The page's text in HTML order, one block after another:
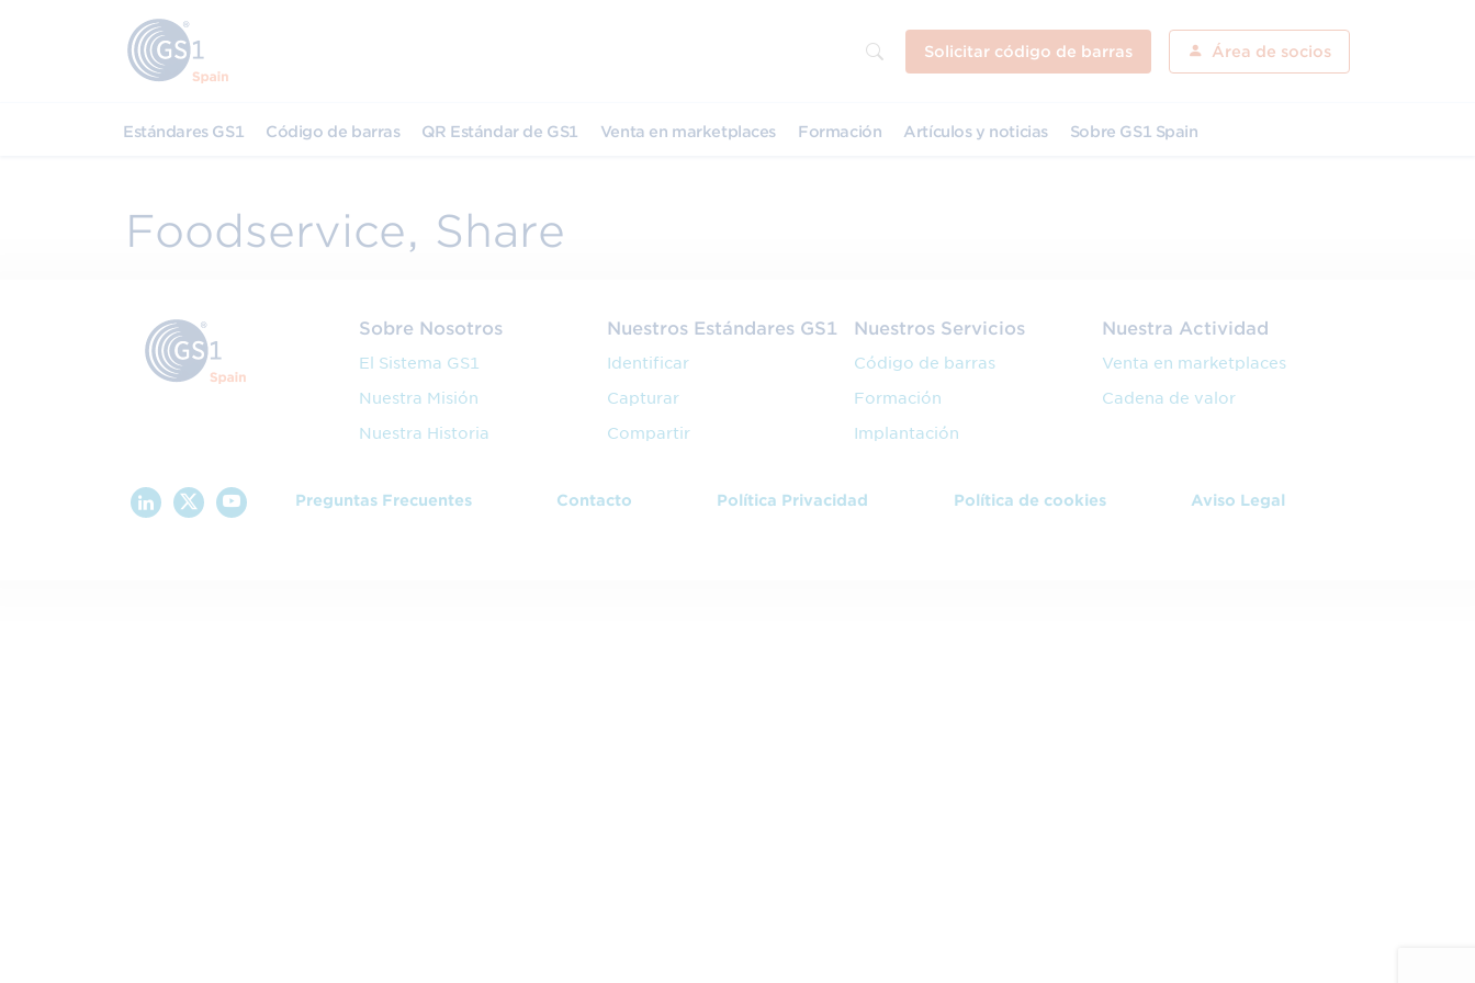
Solicitar código de barras Área de socios
Estándares GS1 Código de barras QR Estándar de GS1 Venta en marketplaces Formación Artículos y noticias Sobre GS1 Spain
Foodservice, Share
Sobre Nosotros
El Sistema GS1
Nuestra Misión
Nuestra Historia
Nuestros Estándares GS1
Identificar
Capturar
Compartir
Nuestros Servicios
Código de barras
Formación
Implantación
Nuestra Actividad
Venta en marketplaces
Cadena de valor
Preguntas Frecuentes Contacto Política Privacidad Política de cookies Aviso Legal